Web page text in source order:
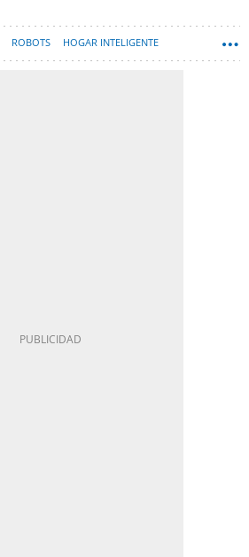
ROBOTS HOGAR INTELIGENTE